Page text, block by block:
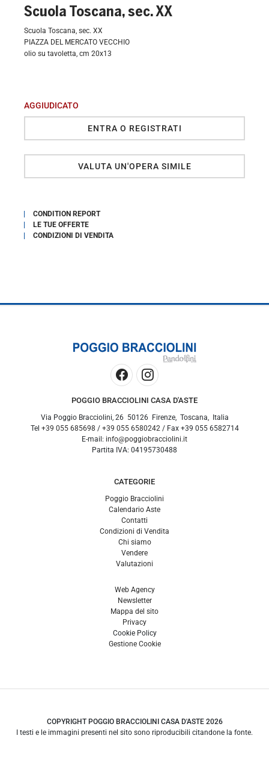
Scuola Toscana, sec. XX
Scuola Toscana, sec. XX
PIAZZA DEL MERCATO VECCHIO
olio su tavoletta, cm 20x13
AGGIUDICATO
ENTRA O REGISTRATI
VALUTA UN'OPERA SIMILE
CONDITION REPORT
LE TUE OFFERTE
CONDIZIONI DI VENDITA
POGGIO BRACCIOLINI CASA D'ASTE
Via Poggio Bracciolini, 26 50126 Firenze, Toscana
Italia
Tel +39 055 685698 / +39 055 6580242 / Fax +39 055 6582714
E-mail: info@poggiobracciolini.it
Partita IVA: 04195730488
CATEGORIE
Poggio Bracciolini
Calendario Aste
Contatti
Condizioni di Vendita
Chi siamo
Vendere
Valutazioni
Web Agency
Newsletter
Mappa del sito
Privacy
Cookie Policy
Gestione Cookie
COPYRIGHT POGGIO BRACCIOLINI CASA D'ASTE 2026
I testi e le immagini presenti nel sito sono riproducibili citandone la fonte.